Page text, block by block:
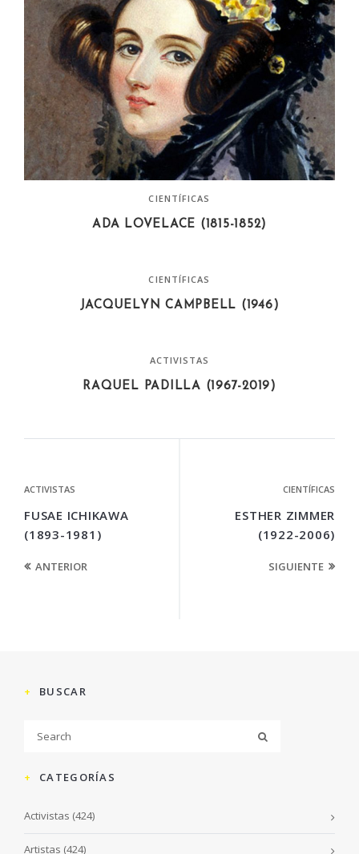
CIENTÍFICAS
ADA LOVELACE (1815-1852)
CIENTÍFICAS
JACQUELYN CAMPBELL (1946)
ACTIVISTAS
RAQUEL PADILLA (1967-2019)
ACTIVISTAS
FUSAE ICHIKAWA
(1893-1981)
ANTERIOR
CIENTÍFICAS
ESTHER ZIMMER
(1922-2006)
SIGUIENTE
BUSCAR
CATEGORÍAS
Activistas (424)
Artistas (424)